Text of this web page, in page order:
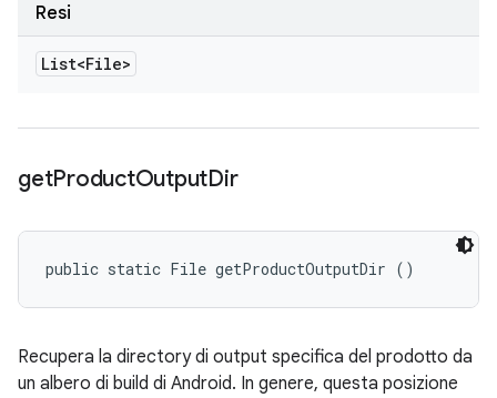
Resi
List<File>
getProductOutputDir
public static File getProductOutputDir ()
Recupera la directory di output specifica del prodotto da
un albero di build di Android. In genere, questa posizione